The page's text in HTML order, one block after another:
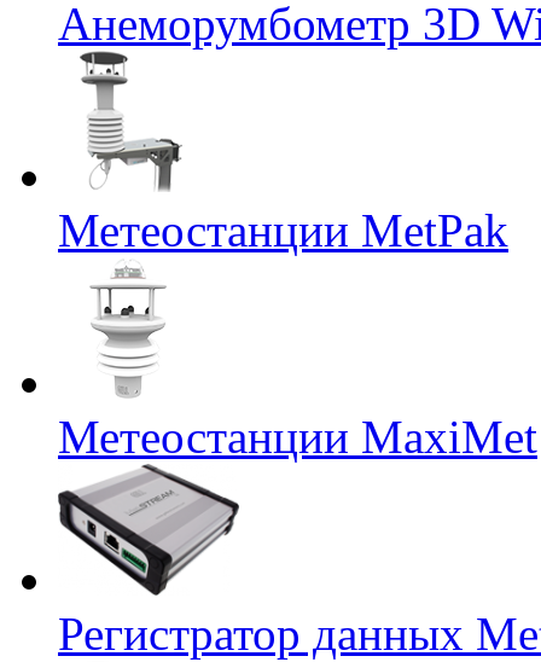
Анеморумбометр 3D
Метеостанции MetPak
Метеостанции MaxiMet
Регистратор данных